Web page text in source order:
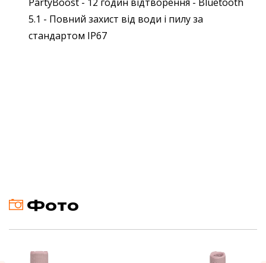
PartyBoost - 12 годин відтворення - Bluetooth
5.1 - Повний захист від води і пилу за
стандартом IP67
Фото